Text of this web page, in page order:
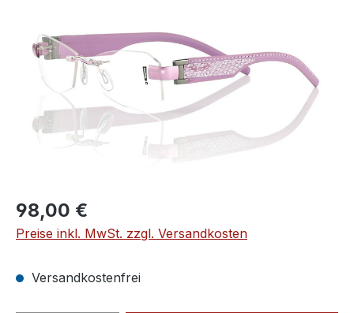
Regulärer Preis:
98,00 €
Preise inkl. MwSt. zzgl. Versandkosten
Versandkostenfrei